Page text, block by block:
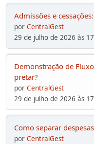
Admissões e
por CentralGest
29 de julho de 2026 às
Demonstração de
pretar?
por CentralGest
29 de julho de 2026 às
Como separar
por CentralGest